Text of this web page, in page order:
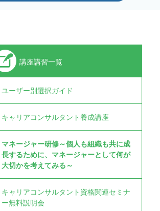
講座講習一覧
ユーザー別選択ガイド
キャリアコンサルタント養成講座
マネージャー研修～個人も組織も共に成
長するために、マネージャーとして何が
大切かを考えてみる～
キャリアコンサルタント資格関連セミナ
ー無料説明会